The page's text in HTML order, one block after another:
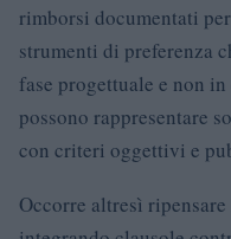
rimborsi documentati
strumenti di preferenza
fase progettuale e non
possono rappresentare
con criteri oggettivi e
Occorre altresì